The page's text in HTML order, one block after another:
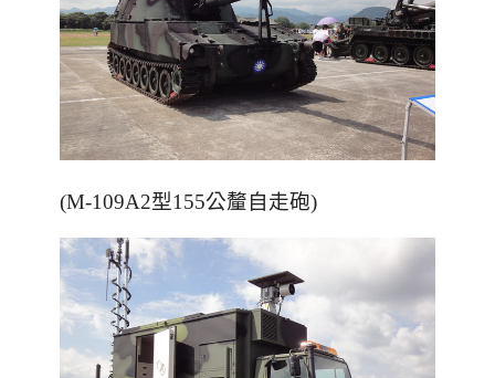
(M-109A2型155公釐自走砲)